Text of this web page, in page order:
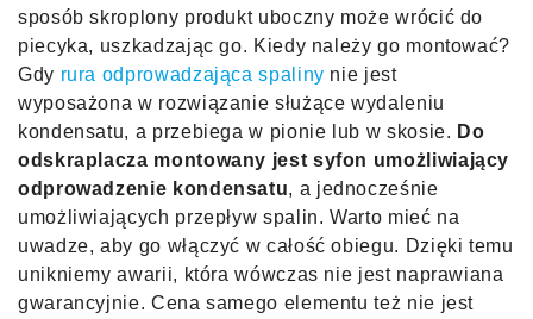
sposób skroplony produkt uboczny może wrócić do
piecyka, uszkadzając go. Kiedy należy go montować?
Gdy rura odprowadzająca spaliny nie jest
wyposażona w rozwiązanie służące wydaleniu
kondensatu, a przebiega w pionie lub w skosie. Do
odskraplacza montowany jest syfon umożliwiający
odprowadzenie kondensatu, a jednocześnie
umożliwiających przepływ spalin. Warto mieć na
uwadze, aby go włączyć w całość obiegu. Dzięki temu
unikniemy awarii, która wówczas nie jest naprawiana
gwarancyjnie. Cena samego elementu też nie jest